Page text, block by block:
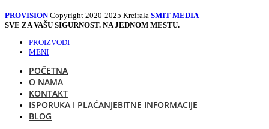
PROVISIONCopyright 2020-2025 Kreirala SMIT MEDIA
SVE ZA VAŠU SIGURNOST. NA JEDNOM MESTU.
PROIZVODI
MENI
POČETNA
O NAMA
KONTAKT
ISPORUKA I PLAĆANJEBITNE INFORMACIJE
BLOG